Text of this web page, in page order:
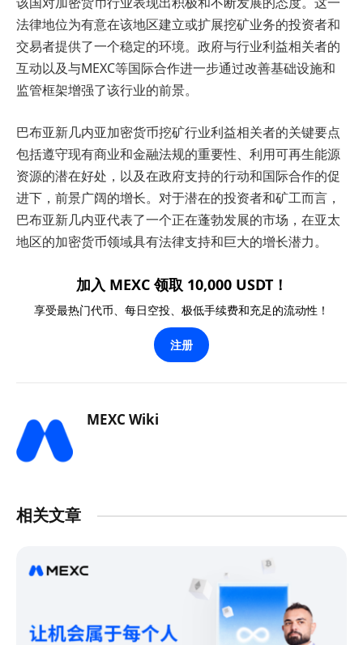
法律地位为有意在该地区建立或扩展挖矿业务的投资者和
交易者提供了一个稳定的环境。政府与行业利益相关者的
互动以及与MEXC等国际合作进一步通过改善基础设施和
监管框架增强了该行业的前景。
巴布亚新几内亚加密货币挖矿行业利益相关者的关键要点
包括遵守现有商业和金融法规的重要性、利用可再生能源
资源的潜在好处，以及在政府支持的行动和国际合作的促
进下，前景广阔的增长。对于潜在的投资者和矿工而言，
巴布亚新几内亚代表了一个正在蓬勃发展的市场，在亚太
地区的加密货币领域具有法律支持和巨大的增长潜力。
加入 MEXC 领取 10,000 USDT！
享受最热门代币、每日空投、极低手续费和充足的流动性！
注册
MEXC Wiki
相关文章